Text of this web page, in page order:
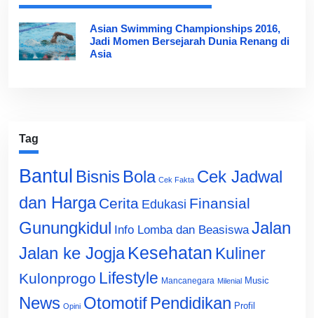
Asian Swimming Championships 2016,
Jadi Momen Bersejarah Dunia Renang di
Asia
Tag
Bantul Bisnis Bola Cek Fakta Cek Jadwal
dan Harga Cerita Edukasi Finansial
Gunungkidul Info Lomba dan Beasiswa Jalan
Jalan ke Jogja Kesehatan Kuliner
Kulonprogo Lifestyle Mancanegara Milenial Music
News Opini Otomotif Pendidikan Profil